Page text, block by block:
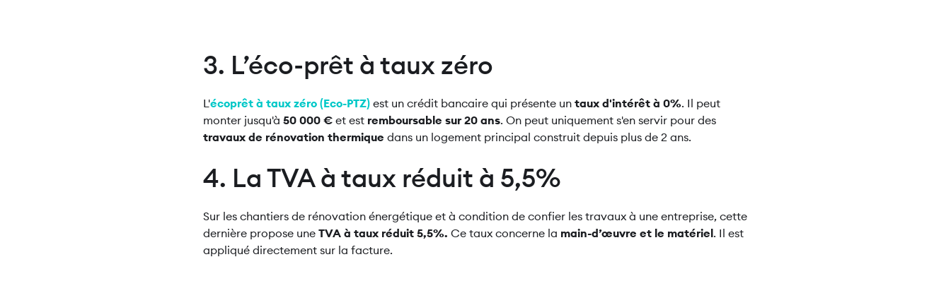
3. L’éco-prêt à taux zéro
L'écoprêt à taux zéro (Eco-PTZ) est un crédit bancaire qui présente un taux d'intérêt à 0%. Il peut
monter jusqu'à 50 000 € et est remboursable sur 20 ans. On peut uniquement s'en servir pour des
travaux de rénovation thermique dans un logement principal construit depuis plus de 2 ans.
4. La TVA à taux réduit à 5,5%
Sur les chantiers de rénovation énergétique et à condition de confier les travaux à une entreprise, cette
dernière propose une TVA à taux réduit 5,5%. Ce taux concerne la main-d’œuvre et le matériel. Il est
appliqué directement sur la facture.